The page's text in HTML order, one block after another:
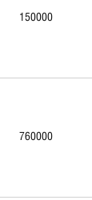
150000
760000